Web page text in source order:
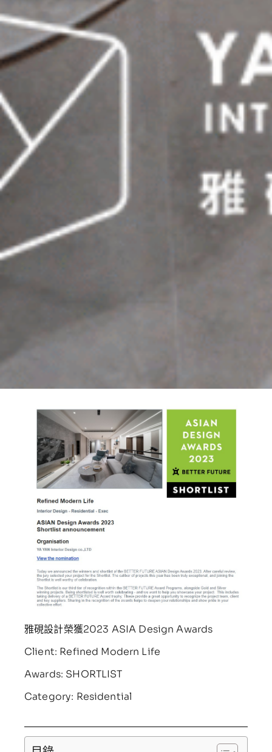
雅硯設計榮獲2023 ASIA Design Awards
Client: Refined Modern Life
Awards: SHORTLIST
Category: Residential